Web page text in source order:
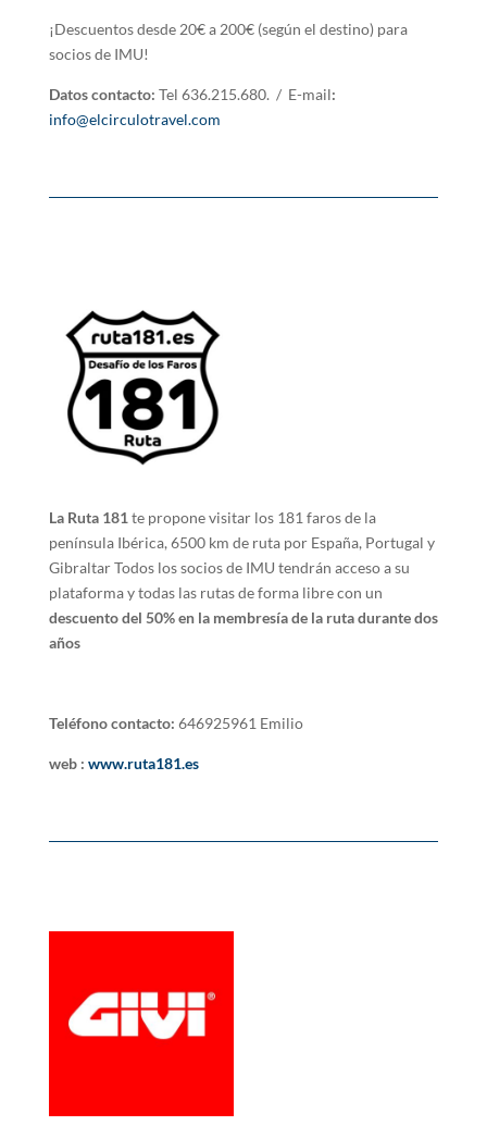
¡Descuentos desde 20€ a 200€ (según el destino) para
socios de IMU!
Datos contacto: Tel 636.215.680. / E-mail:
info@elcirculotravel.com
La Ruta 181 te propone visitar los 181 faros de la
península Ibérica, 6500 km de ruta por España, Portugal y
Gibraltar Todos los socios de IMU tendrán acceso a su
plataforma y todas las rutas de forma libre con un
descuento del 50% en la membresía de la ruta durante dos
años
Teléfono contacto: 646925961 Emilio
web : www.ruta181.es